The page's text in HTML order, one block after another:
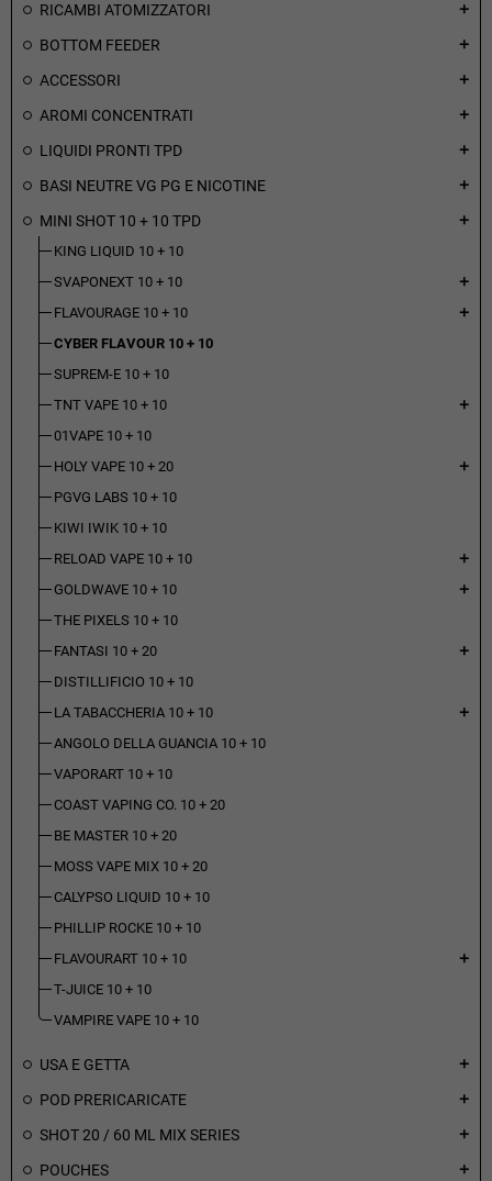
RICAMBI ATOMIZZATORI add
BOTTOM FEEDER add
ACCESSORI add
AROMI CONCENTRATI add
LIQUIDI PRONTI TPD add
BASI NEUTRE VG PG E NICOTINE add
MINI SHOT 10 + 10 TPD add
KING LIQUID 10 + 10
SVAPONEXT 10 + 10
add
FLAVOURAGE 10 + 10 add
CYBER FLAVOUR 10 + 10
SUPREM-E 10 + 10
TNT VAPE 10 + 10
add
01VAPE 10 + 10
HOLY VAPE 10 + 20
add
PGVG LABS 10 + 10
KIWI IWIK 10 + 10
RELOAD VAPE 10 + 10
add
GOLDWAVE 10 + 10 add
THE PIXELS 10 + 10
FANTASI 10 + 20
add
DISTILLIFICIO 10 + 10
LA TABACCHERIA 10 + 10
add
ANGOLO DELLA GUANCIA 10 + 10
VAPORART 10 + 10
COAST VAPING CO. 10 + 20
BE MASTER 10 + 20
MOSS VAPE MIX 10 + 20
CALYPSO LIQUID 10 + 10
PHILLIP ROCKE 10 + 10
FLAVOURART 10 + 10
add
T-JUICE 10 + 10
VAMPIRE VAPE 10 + 10
USA E GETTA add
POD PRERICARICATE add
SHOT 20 / 60 ML MIX SERIES add
POUCHES add